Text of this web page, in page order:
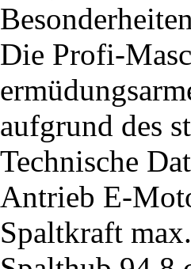
Besonderheiten
Die Profi-
aufgrund des
Technische
Antrieb E-
Spaltkraft max.